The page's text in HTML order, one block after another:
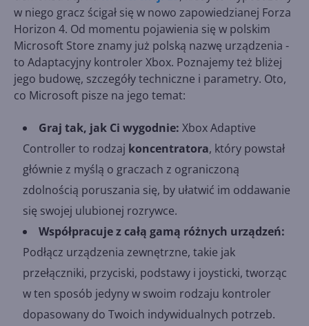
w niego gracz ścigał się w nowo zapowiedzianej Forza
Horizon 4. Od momentu pojawienia się w polskim
Microsoft Store znamy już polską nazwę urządzenia -
to Adaptacyjny kontroler Xbox. Poznajemy też bliżej
jego budowę, szczegóły techniczne i parametry. Oto,
co Microsoft pisze na jego temat:
Graj tak, jak Ci wygodnie: Xbox Adaptive
Controller to rodzaj koncentratora, który powstał
głównie z myślą o graczach z ograniczoną
zdolnością poruszania się, by ułatwić im oddawanie
się swojej ulubionej rozrywce.
Współpracuje z całą gamą różnych urządzeń:
Podłącz urządzenia zewnętrzne, takie jak
przełączniki, przyciski, podstawy i joysticki, tworząc
w ten sposób jedyny w swoim rodzaju kontroler
dopasowany do Twoich indywidualnych potrzeb.